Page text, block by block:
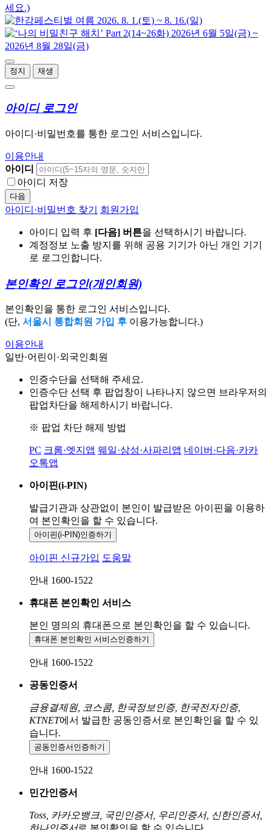
정지 재생
아이디 로그인
아이디·비밀번호를 통한 로그인 서비스입니다.
이용안내
아이디
아이디 저장
다음
아이디·비밀번호 찾기 회원가입
아이디 입력 후 [다음] 버튼을 선택하시기 바랍니다.
계정정보 노출 방지를 위해 공용 기기가 아닌 개인 기기
로 로그인합니다.
본인확인 로그인(개인회원)
본인확인을 통한 로그인 서비스입니다.
(단, 서울시 통합회원 가입 후 이용가능합니다.)
이용안내
일반·어린이·외국인회원
인증수단을 선택해 주세요.
인증수단 선택 후 팝업창이 나타나지 않으면 브라우저의
팝업차단을 해제하시기 바랍니다.
※ 팝업 차단 해제 방법
PC 크롬·엣지앱 웨일·삼성·사파리앱 네이버·다음·카카
오톡앱
아이핀(i-PIN)
발급기관과 상관없이 본인이 발급받은 아이핀을 이용하
여 본인확인을 할 수 있습니다.
아이핀(i-PIN)인증하기
아이핀 신규가입 도움말
안내 1600-1522
휴대폰 본인확인 서비스
본인 명의의 휴대폰으로 본인확인을 할 수 있습니다.
휴대폰 본인확인 서비스인증하기
안내 1600-1522
공동인증서
금융결제원, 코스콤, 한국정보인증, 한국전자인증,
KTNET에서 발급한 공동인증서로 본인확인을 할 수 있
습니다.
공동인증서 인증하기
안내 1600-1522
민간인증서
Toss, 카카오뱅크, 국민인증서, 우리인증서, 신한인증서,